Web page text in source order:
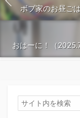
ボブ家のお昼ご
おはーに！（
検
索